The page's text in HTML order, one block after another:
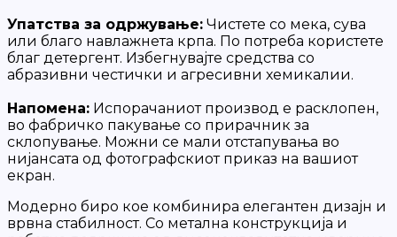
Упатства за одржување: Чистете со мека, сува
или благо навлажнета крпа. По потреба користете
благ детергент. Избегнувајте средства со
абразивни честички и агресивни хемикалии.
Напомена: Испорачаниот производ е расклопен,
во фабричко пакување со прирачник за
склопување. Можни се мали отстапувања во
нијансата од фотографскиот приказ на вашиот
екран.
Модерно биро кое комбинира елегантен дизајн и
врвна стабилност. Со метална конструкција и